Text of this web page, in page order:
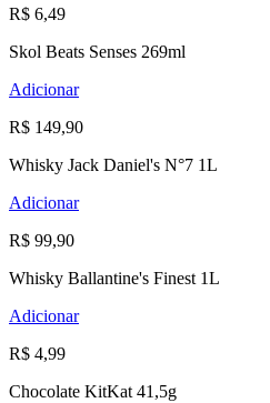
R$ 6,49
Skol Beats Senses 269ml
Adicionar
R$ 149,90
Whisky Jack Daniel's N°7 1L
Adicionar
R$ 99,90
Whisky Ballantine's Finest 1L
Adicionar
R$ 4,99
Chocolate KitKat 41,5g